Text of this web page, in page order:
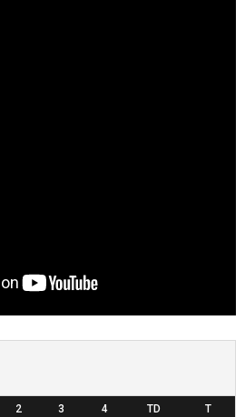
2 3 4 TD T